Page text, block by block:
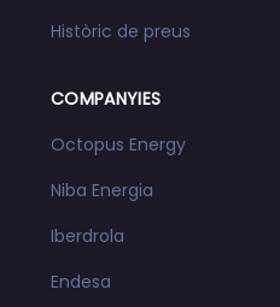
Històric de preus
COMPANYIES
Octopus Energy
Niba Energia
Iberdrola
Endesa